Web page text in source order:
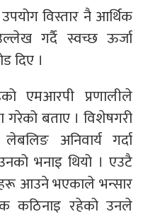
विस्तार नै आर्थिक
गर्दै स्वच्छ ऊर्जा
दिए ।
एमआरपी प्रणालीले
गरेको बताए । विशेषगरी
अनिवार्य गर्दा
भनाइ थियो । एउटै
आउने भएकाले भन्सार
कठिनाइ रहेको उनले